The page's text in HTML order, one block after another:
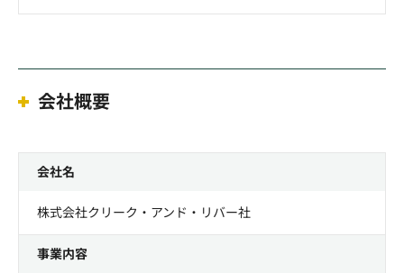
会社概要
会社名
株式会社クリーク・アンド・リバー社
事業内容